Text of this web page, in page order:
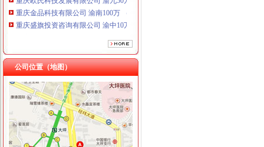
重庆金品科技有限公司 渝南100万 （进出口权）
重庆盛旗投资咨询有限公司 渝中10万 （工商注册）
重庆凯誉网络通信技术工程有限公司渝中分公司 （工商注册）
上海兆妩贸易有限公司重庆时代广场分公司 渝中 （工商注册）
杭州思锐贸易有限公司重庆分公司 渝中 （工商注册）
重庆百谷农业开发有限公司 渝中650万 （注册）
公司位置（地图）
工商动态